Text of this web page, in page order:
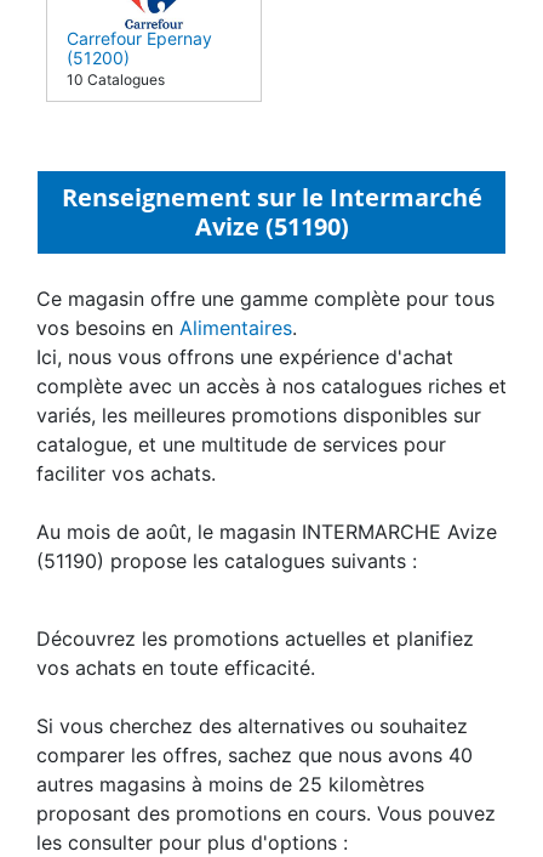
Carrefour Epernay
(51200)
10 Catalogues
Renseignement sur le Intermarché
Avize (51190)
Ce magasin offre une gamme complète pour tous
vos besoins en Alimentaires.
Ici, nous vous offrons une expérience d'achat
complète avec un accès à nos catalogues riches et
variés, les meilleures promotions disponibles sur
catalogue, et une multitude de services pour
faciliter vos achats.
Au mois de août, le magasin INTERMARCHE Avize
(51190) propose les catalogues suivants :
Découvrez les promotions actuelles et planifiez
vos achats en toute efficacité.
Si vous cherchez des alternatives ou souhaitez
comparer les offres, sachez que nous avons 40
autres magasins à moins de 25 kilomètres
proposant des promotions en cours. Vous pouvez
les consulter pour plus d'options :